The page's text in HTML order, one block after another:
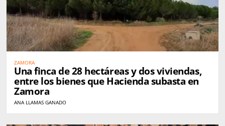
ZAMORA
Una finca de 28 hectáreas y dos viviendas,
entre los bienes que Hacienda subasta en
Zamora
ANA LLAMAS GANADO